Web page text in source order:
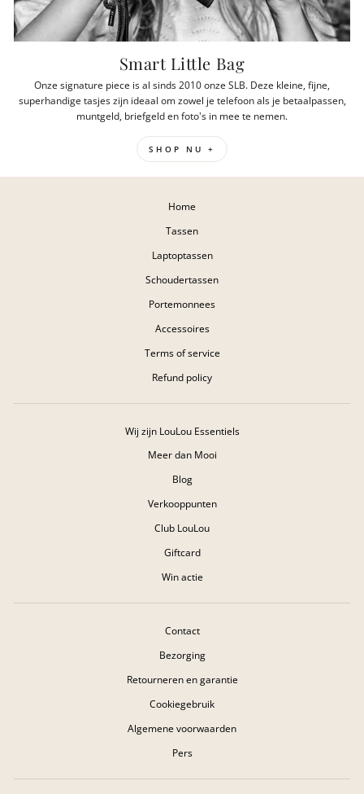
Smart Little Bag
Onze signature piece is al sinds 2010 onze SLB. Deze kleine, fijne,
superhandige tasjes zijn ideaal om zowel je telefoon als je betaalpassen,
muntgeld, briefgeld en foto's in mee te nemen.
SHOP NU +
Home
Tassen
Laptoptassen
Schoudertassen
Portemonnees
Accessoires
Terms of service
Refund policy
Wij zijn LouLou Essentiels
Meer dan Mooi
Blog
Verkooppunten
Club LouLou
Giftcard
Win actie
Contact
Bezorging
Retourneren en garantie
Cookiegebruik
Algemene voorwaarden
Pers